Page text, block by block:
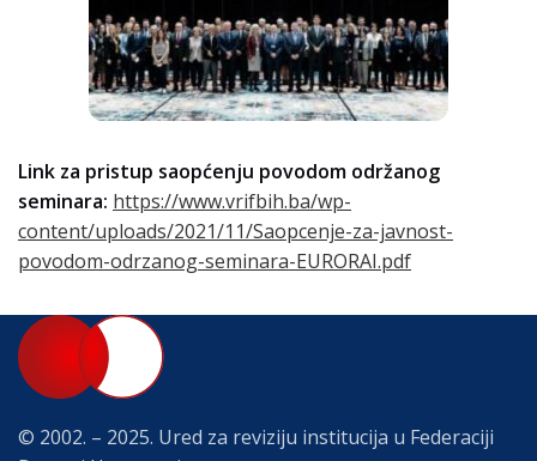
Link za pristup saopćenju povodom održanog
seminara: https://www.vrifbih.ba/wp-
content/uploads/2021/11/Saopcenje-za-javnost-
povodom-odrzanog-seminara-EURORAI.pdf
© 2002. – 2025. Ured za reviziju institucija u Federaciji